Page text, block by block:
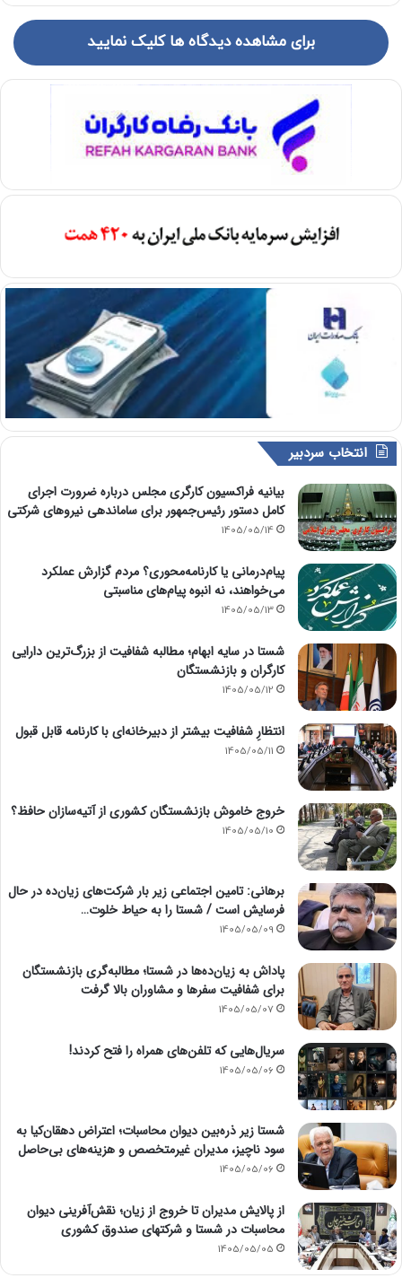
برای مشاهده دیدگاه ها کلیک نمایید
انتخاب سردبیر
بیانیه فراکسیون کارگری مجلس درباره ضرورت اجرای
کامل دستور رئیس‌جمهور برای ساماندهی نیروهای شرکتی
1405/05/14
پیام‌درمانی یا کارنامه‌محوری؟ مردم گزارش عملکرد
می‌خواهند، نه انبوه پیام‌های مناسبتی
1405/05/13
شستا در سایه ابهام؛ مطالبه شفافیت از بزرگ‌ترین دارایی
کارگران و بازنشستگان
1405/05/12
انتظارِ شفافیت بیشتر از دبیرخانه‌ای با کارنامه قابل قبول
1405/05/11
خروج خاموش بازنشستگان کشوری از آتیه‌سازان حافظ؟
1405/05/10
برهانی: تامین اجتماعی زیر بار شرکت‌های زیان‌ده در حال
فرسایش است / شستا را به حیاط خلوت…
1405/05/09
پاداش به زیان‌ده‌ها در شستا؛ مطالبه‌گری بازنشستگان
برای شفافیت سفرها و مشاوران بالا گرفت
1405/05/07
سریال‌هایی که تلفن‌های همراه را فتح کردند!
1405/05/06
شستا زیر ذره‌بین دیوان محاسبات؛ اعتراض دهقان‌کیا به
سود ناچیز، مدیران غیرمتخصص و هزینه‌های بی‌حاصل
1405/05/06
از پالایش مدیران تا خروج از زیان؛ نقش‌آفرینی دیوان
محاسبات در شستا و شرکتهای صندوق کشوری
1405/05/05